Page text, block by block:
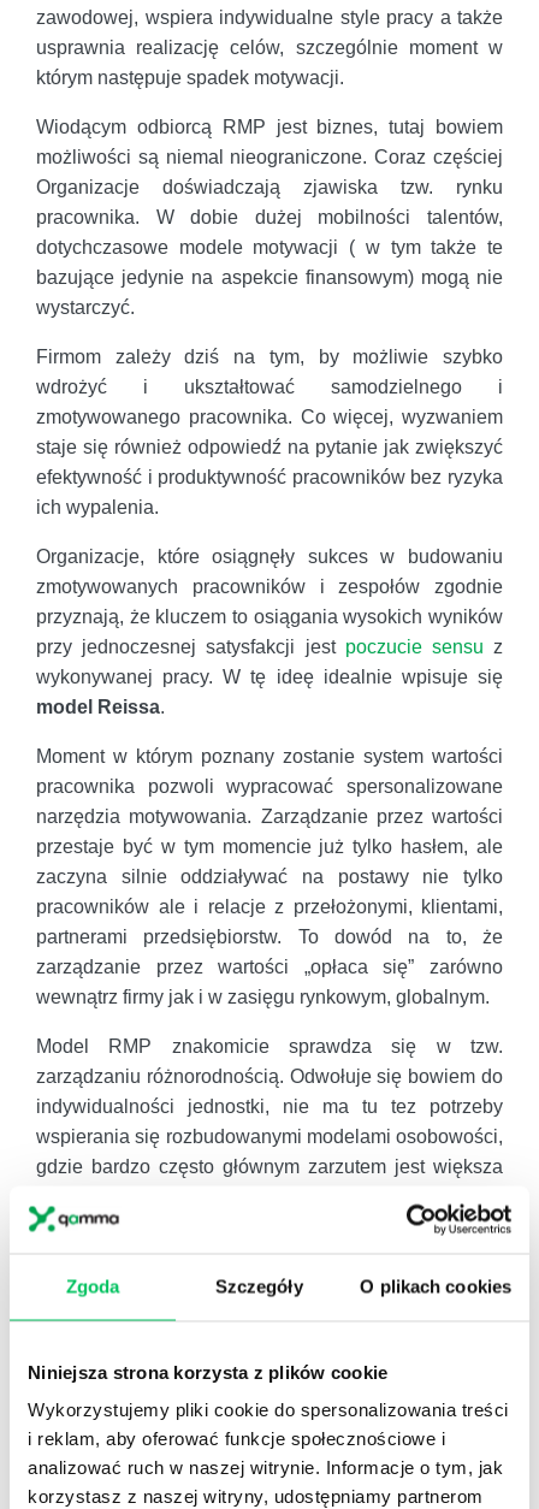
Zgoda Szczegóły O plikach cookies
Niniejsza strona korzysta z plików cookie
Wykorzystujemy pliki cookie do spersonalizowania treści
i reklam, aby oferować funkcje społecznościowe i
analizować ruch w naszej witrynie. Informacje o tym, jak
korzystasz z naszej witryny, udostępniamy partnerom
zawodowej, wspiera indywidualne style pracy a także
usprawnia realizację celów, szczególnie moment w
którym następuje spadek motywacji.
Wiodącym odbiorcą RMP jest biznes, tutaj bowiem
możliwości są niemal nieograniczone. Coraz częściej
Organizacje doświadczają zjawiska tzw. rynku
pracownika. W dobie dużej mobilności talentów,
dotychczasowe modele motywacji ( w tym także te
bazujące jedynie na aspekcie finansowym) mogą nie
wystarczyć.
Firmom zależy dziś na tym, by możliwie szybko
wdrożyć i ukształtować samodzielnego i
zmotywowanego pracownika. Co więcej, wyzwaniem
staje się również odpowiedź na pytanie jak zwiększyć
efektywność i produktywność pracowników bez ryzyka
ich wypalenia.
Organizacje, które osiągnęły sukces w budowaniu
zmotywowanych pracowników i zespołów zgodnie
przyznają, że kluczem to osiągania wysokich wyników
przy jednoczesnej satysfakcji jest poczucie sensu z
wykonywanej pracy. W tę ideę idealnie wpisuje się
model Reissa.
Moment w którym poznany zostanie system wartości
pracownika pozwoli wypracować spersonalizowane
narzędzia motywowania. Zarządzanie przez wartości
przestaje być w tym momencie już tylko hasłem, ale
zaczyna silnie oddziaływać na postawy nie tylko
pracowników ale i relacje z przełożonymi, klientami,
partnerami przedsiębiorstw. To dowód na to, że
zarządzanie przez wartości „opłaca się” zarówno
wewnątrz firmy jak i w zasięgu rynkowym, globalnym.
Model RMP znakomicie sprawdza się w tzw.
zarządzaniu różnorodnością. Odwołuje się bowiem do
indywidualności jednostki, nie ma tu tez potrzeby
wspierania się rozbudowanymi modelami osobowości,
gdzie bardzo często głównym zarzutem jest większa
wyłącznie do wiodących cech osobowości
deklarują, że brakuje im ujęcia ról społecznych,
wartości, potrzeb psychologicznych etc.).
Model Reissama coraz więcej odwołań do coachingu
wreszcie, budowanie zespołów: tutaj świadomość
kombinacji 16 motywatorów sprzyja etapom
kształtowania się teamów: usprawnia komunikację